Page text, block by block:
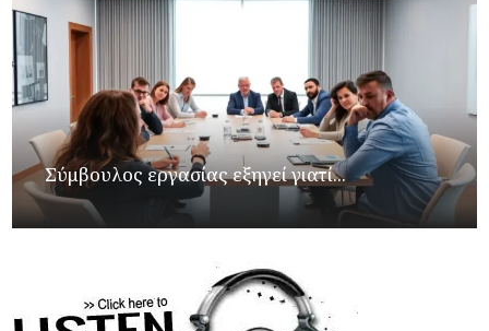
Σύμβουλος εργασίας εξηγεί γιατί...